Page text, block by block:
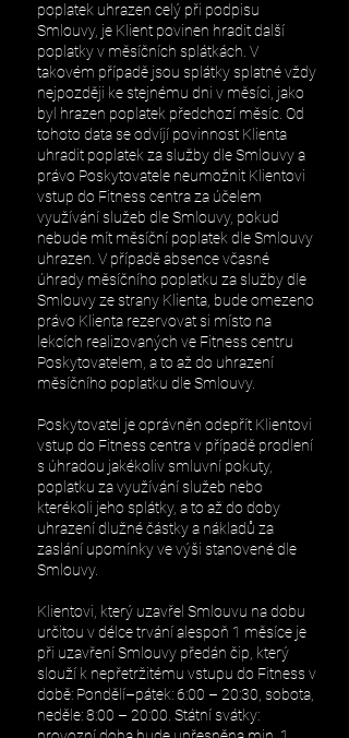
poplatek uhrazen celý při podpisu
Smlouvy, je Klient povinen hradit další
poplatky v měsíčních splátkách. V
takovém případě jsou splátky splatné vždy
nejpozději ke stejnému dni v měsíci, jako
byl hrazen poplatek předchozí měsíc. Od
tohoto data se odvíjí povinnost Klienta
uhradit poplatek za služby dle Smlouvy a
právo Poskytovatele neumožnit Klientovi
vstup do Fitness centra za účelem
využívání služeb dle Smlouvy, pokud
nebude mít měsíční poplatek dle Smlouvy
uhrazen. V případě absence včasné
úhrady měsíčního poplatku za služby dle
Smlouvy ze strany Klienta, bude omezeno
právo Klienta rezervovat si místo na
lekcích realizovaných ve Fitness centru
Poskytovatelem, a to až do uhrazení
měsíčního poplatku dle Smlouvy.
Poskytovatel je oprávněn odepřít Klientovi
vstup do Fitness centra v případě prodlení
s úhradou jakékoliv smluvní pokuty,
poplatku za využívání služeb nebo
kterékoli jeho splátky, a to až do doby
uhrazení dlužné částky a nákladů za
zaslání upomínky ve výši stanovené dle
Smlouvy.
Klientovi, který uzavřel Smlouvu na dobu
určitou v délce trvání alespoň 1 měsíce je
při uzavření Smlouvy předán čip, který
slouží k nepřetržitému vstupu do Fitness v
době: Pondělí–pátek: 6:00 – 20:30, sobota,
neděle: 8:00 – 20:00. Státní svátky: